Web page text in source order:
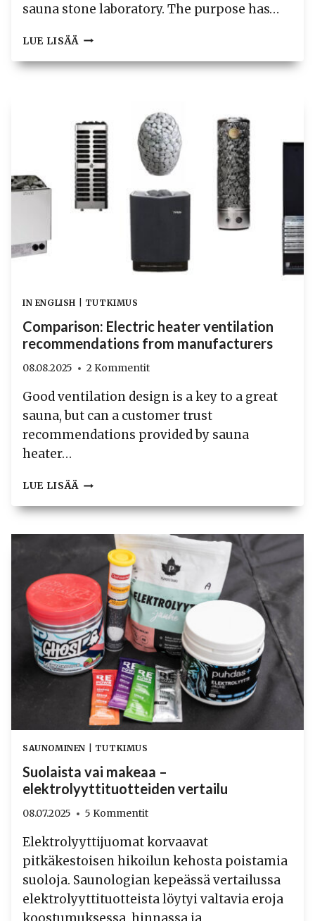
sauna stone laboratory. The purpose has…
LUE LISÄÄ SAUNOLOGIA
STONE
IN ENGLISH TUTKIMUS
Comparison: Electric heater ventilation
recommendations from manufacturers
08.08.2025 2 Kommentit
Good ventilation design is a key to a great
sauna, but can a customer trust
recommendations provided by sauna
heater…
LUE LISÄÄ COMPARISON:
HEATER
RECOMMENDATIONS
FROM
MANUFACTURERS
SAUNOMINEN TUTKIMUS
Suolaista vai makeaa –
elektrolyyttituotteiden vertailu
08.07.2025 5 Kommentit
Elektrolyyttijuomat korvaavat
pitkäkestoisen hikoilun kehosta poistamia
suoloja. Saunologian kepeässä vertailussa
elektrolyyttituotteista löytyi valtavia eroja